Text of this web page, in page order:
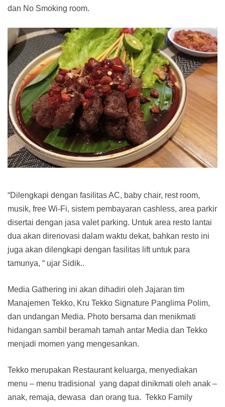
dan No Smoking room.
“Dilengkapi dengan fasilitas AC, baby chair, rest room,
musik, free Wi-Fi, sistem pembayaran cashless, area parkir
disertai dengan jasa valet parking. Untuk area resto lantai
dua akan direnovasi dalam waktu dekat, bahkan resto ini
juga akan dilengkapi dengan fasilitas lift untuk para
tamunya, “ ujar Sidik..
Media Gathering ini akan dihadiri oleh Jajaran tim
Manajemen Tekko, Kru Tekko Signature Panglima Polim,
dan undangan Media. Photo bersama dan menikmati
hidangan sambil beramah tamah antar Media dan Tekko
menjadi momen yang mengesankan.
Tekko merupakan Restaurant keluarga, menyediakan
menu – menu tradisional yang dapat dinikmati oleh anak –
anak, remaja, dewasa dan orang tua. Tekko Family